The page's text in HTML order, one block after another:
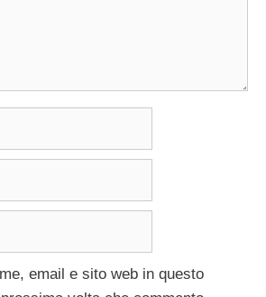
email e sito web in questo